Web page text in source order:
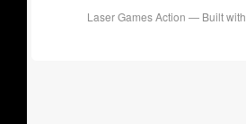
Laser Games Action — Built with